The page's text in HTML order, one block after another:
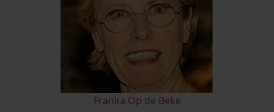
Franka Op de Beke